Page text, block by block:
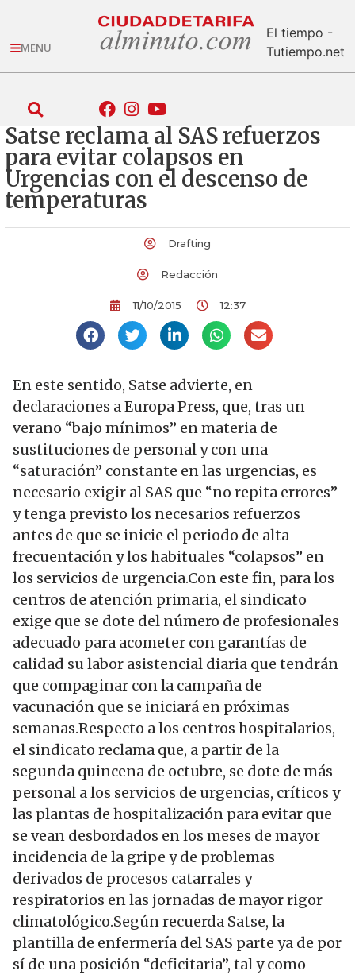
MENU
El tiempo -
Tutiempo.net
Satse reclama al SAS refuerzos
para evitar colapsos en
Urgencias con el descenso de
temperaturas
Drafting
Redacción
11/10/2015 12:37
En este sentido, Satse advierte, en
declaraciones a Europa Press, que, tras un
verano “bajo mínimos” en materia de
sustituciones de personal y con una
“saturación” constante en las urgencias, es
necesario exigir al SAS que “no repita errores”
y tenga previsto los necesarios refuerzos
antes de que se inicie el periodo de alta
frecuentación y los habituales “colapsos” en
los servicios de urgencia.Con este fin, para los
centros de atención primaria, el sindicato
exige que se dote del número de profesionales
adecuado para acometer con garantías de
calidad su labor asistencial diaria que tendrán
que compaginar con la campaña de
vacunación que se iniciará en próximas
semanas.Respecto a los centros hospitalarios,
el sindicato reclama que, a partir de la
segunda quincena de octubre, se dote de más
personal a los servicios de urgencias, críticos y
las plantas de hospitalización para evitar que
se vean desbordados en los meses de mayor
incidencia de la gripe y de problemas
derivados de procesos catarrales y
respiratorios en las jornadas de mayor rigor
climatológico.Según recuerda Satse, la
plantilla de enfermería del SAS parte ya de por
sí de una posición “deficitaria”, tal y como